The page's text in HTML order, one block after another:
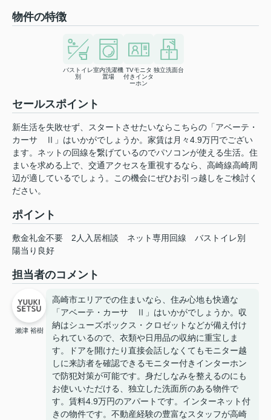
物件の特徴
バストイレ
別
室内洗濯機
置場
TVモニタ
付きインタ
ーホン
独立洗面台
セールスポイント
新生活を失敗せず、スタートさせたいならこちらの「アベーテ・
カーサ Ⅱ」はいかがでしょうか。家賃は月々4.9万円でござい
ます。ネットの回線を繋げているのでパソコンが使える生活。住
まいを求める上で、交通アクセスを重視するなら、高崎線高崎周
辺が適しているでしょう。この機会にぜひお引っ越しをご検討く
ださい。
ポイント
敷金礼金不要 2人入居相談 ネット専用回線
バストイレ別
陽当り良好
担当者のコメント
瀨津 裕樹
高崎市エリアでの住まいなら、住み心地も快適な
「アベーテ・カーサ Ⅱ」はいかがでしょうか。収
納はシューズボックス・クロゼットなどが備え付け
られているので、衣類や日用品の収納に重宝しま
す。ドアを開けたり直接会話しなくてもモニター越
しに来訪者を確認できるモニター付きインターホン
で防犯対策が可能です。身だしなみを整えるのにも
お使いいただける、独立した洗面所のある物件で
す。賃料4.9万円のアパートです。インターネット付
きの物件です。不動産経験の豊富なスタッフが高崎